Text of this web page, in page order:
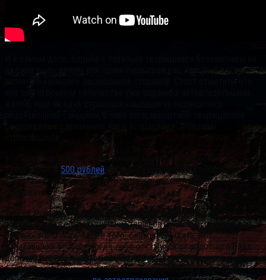
должна быть делом рук одних лишь граждан, которые всегда
являются наименее защищенной стороной. Стоит отметить, что
все увеличиваются, и, если раньше можно было обойтись
«довеском» в 500 рублей , то теперь в некоторых компаниях
стоимости «допов» к «автогражданке» доходят до 3-4 тысяч
рублей.
Тем не менее, как мы уже писали ранее, ситуация вряд ли
улучшится даже с повышением тарифов на ОСАГО, ожидаемым
осенью этого года, более того, сложно ожидать, что
страховщики вообще когда-либо откажутся от подобного рода
дополнительных заработков. Поэтому, Osago.ru начинает
делиться со своими посетителями информацией о наиболее